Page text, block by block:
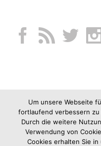
Um unsere Webseite
fortlaufend verbessern
Durch die weitere
Verwendung von
Cookies erhalten Sie in